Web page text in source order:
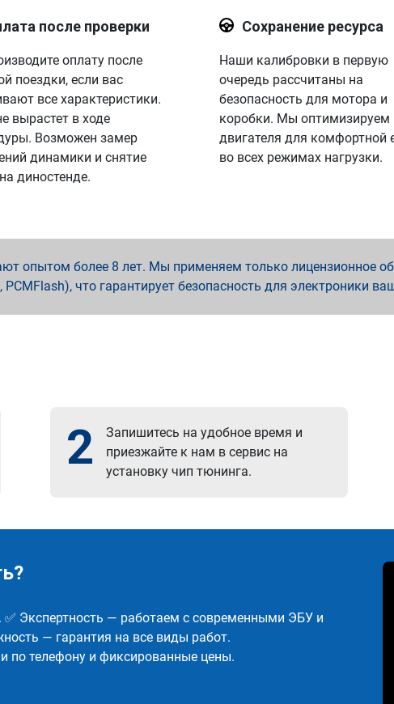
после проверки
оплату после
поездки, если вас
все характеристики.
вырастет в ходе
Возможен замер
динамики и снятие
диностенде.
Сохранение ресурса
Наши калибровки в первую
очередь рассчитаны на
безопасность для мотора и
коробки. Мы оптимизируем
двигателя для комфортной
во всех режимах нагрузки.
опытом более 8 лет. Мы применяем только лицензионное
что гарантирует безопасность для электроники
2
Запишитесь на удобное время и
приезжайте к нам в сервис на
установку чип тюнинга.
Экспертность — работаем с современными ЭБУ и
— гарантия на все виды работ.
по телефону и фиксированные цены.